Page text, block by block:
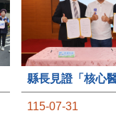
115-07-31